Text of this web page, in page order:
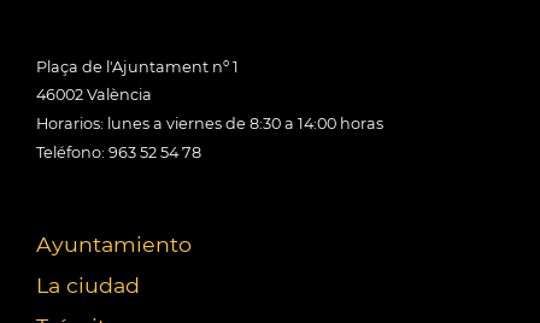
Plaça de l'Ajuntament nº 1
46002 València
Horarios: lunes a viernes de 8:30 a 14:00 horas
Teléfono: 963 52 54 78
Ayuntamiento
La ciudad